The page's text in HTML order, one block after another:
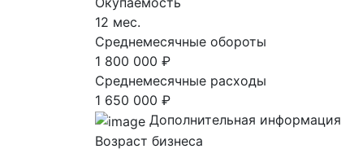
12 мес.
Среднемесячные обороты
1 800 000 ₽
Среднемесячные расходы
1 650 000 ₽
Дополнительная информация
Возраст бизнеса